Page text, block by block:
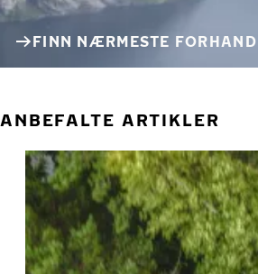
FINN NÆRMESTE
ANBEFALTE ARTIKLER